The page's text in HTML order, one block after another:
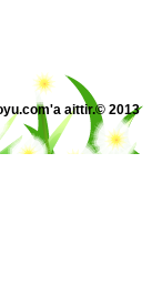
aittir.© 2013